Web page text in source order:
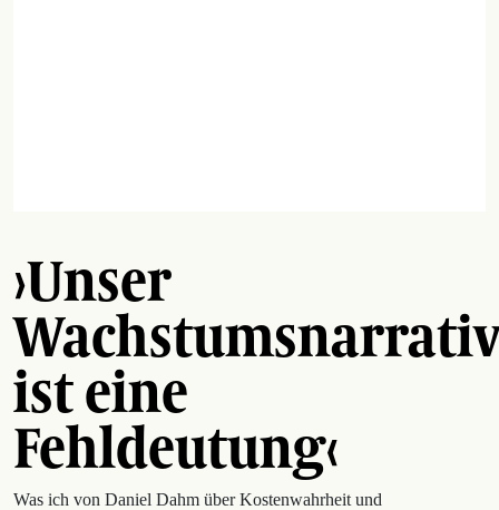
›Unser
Wachstumsnarrativ
ist eine
Fehldeutung‹
Was ich von Daniel Dahm über Kostenwahrheit und